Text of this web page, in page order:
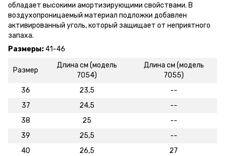
обладает высокими амортизирующими свойствами. В
воздухопроницаемый материал подложки добавлен
активированный уголь, который защищает от неприятного
запаха.
Размеры:41-46
Размер
Длина см (модель
7054)
Длина см (модель
7055)
36
23,5
--
37
24,5
--
38
25
--
39
25,5
--
40
26,5
27